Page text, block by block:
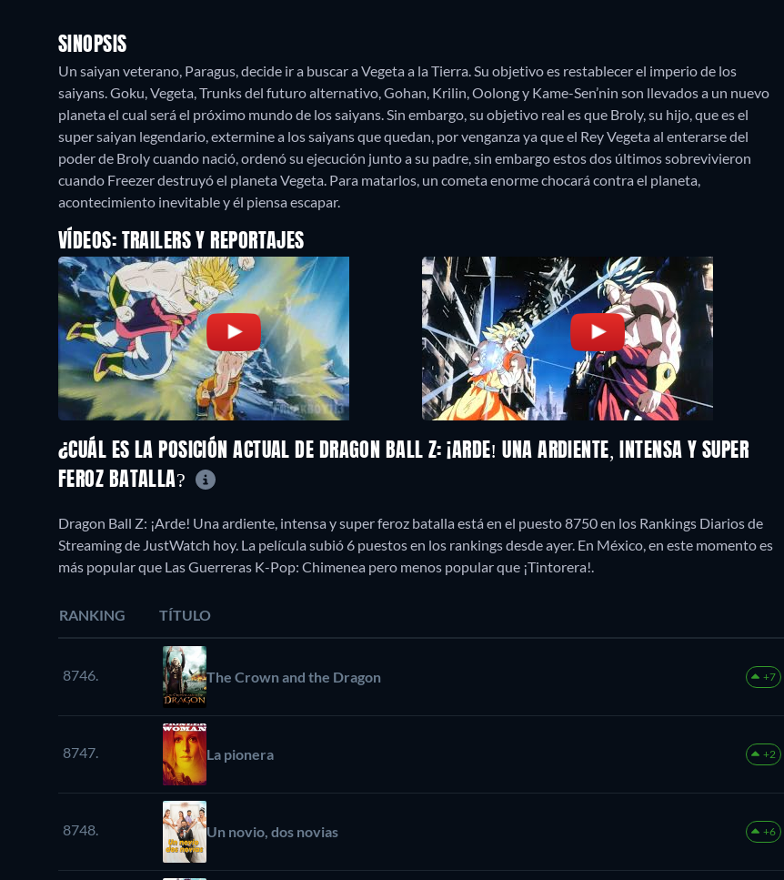
SINOPSIS
Un saiyan veterano, Paragus, decide ir a buscar a Vegeta a la Tierra. Su objetivo es restablecer el imperio de los
saiyans. Goku, Vegeta, Trunks del futuro alternativo, Gohan, Krilin, Oolong y Kame-Sen’nin son llevados a un nuevo
planeta el cual será el próximo mundo de los saiyans. Sin embargo, su objetivo real es que Broly, su hijo, que es el
super saiyan legendario, extermine a los saiyans que quedan, por venganza ya que el Rey Vegeta al enterarse del
poder de Broly cuando nació, ordenó su ejecución junto a su padre, sin embargo estos dos últimos sobrevivieron
cuando Freezer destruyó el planeta Vegeta. Para matarlos, un cometa enorme chocará contra el planeta,
acontecimiento inevitable y él piensa escapar.
VÍDEOS: TRAILERS Y REPORTAJES
¿CUÁL ES LA POSICIÓN ACTUAL DE DRAGON BALL Z: ¡ARDE! UNA ARDIENTE, INTENSA Y SUPER
FEROZ BATALLA?
Dragon Ball Z: ¡Arde! Una ardiente, intensa y super feroz batalla está en el puesto 8750 en los Rankings Diarios de
Streaming de JustWatch hoy. La película subió 6 puestos en los rankings desde ayer. En México, en este momento es
más popular que Las Guerreras K-Pop: Chimenea pero menos popular que ¡Tintorera!.
RANKING TÍTULO
8746. The Crown and the Dragon +7
8747. La pionera +2
8748. Un novio, dos novias +6